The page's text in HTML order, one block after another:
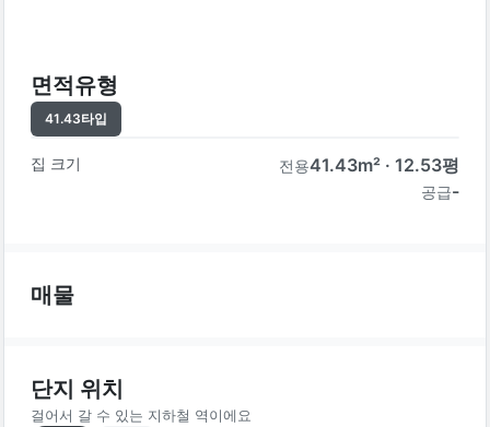
면적유형
41.43타입
집 크기 전용41.43m² · 12.53평
공급-
매물
단지 위치
걸어서 갈 수 있는 지하철 역이에요